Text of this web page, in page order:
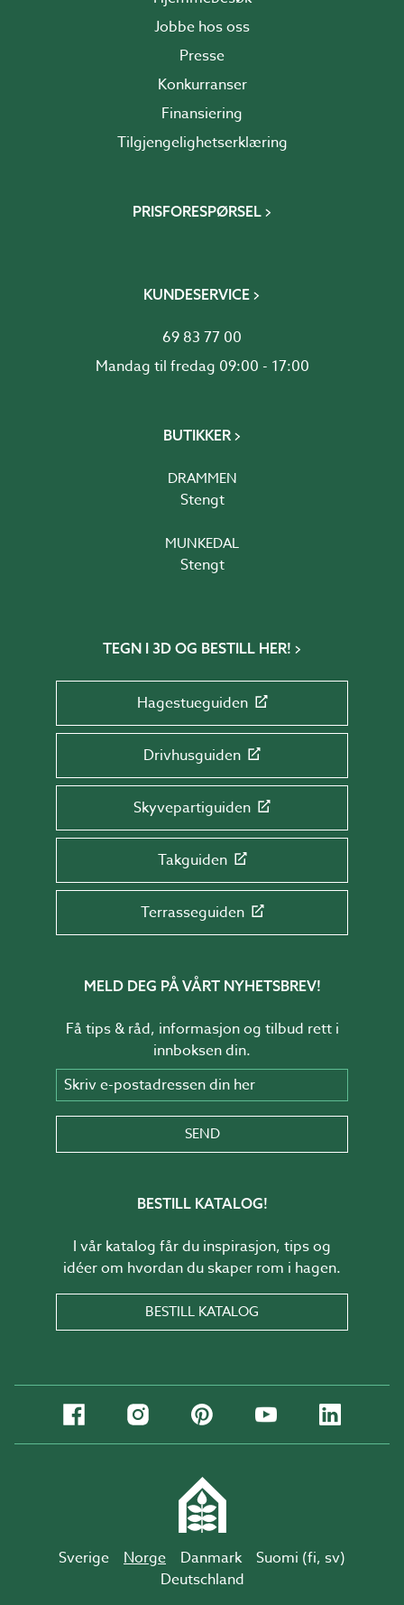
Jobbe hos oss
Presse
Konkurranser
Finansiering
Tilgjengelighetserklæring
PRISFORESPØRSEL
KUNDESERVICE
69 83 77 00
Mandag til fredag 09:00 - 17:00
BUTIKKER
DRAMMEN
Stengt
MUNKEDAL
Stengt
TEGN I 3D OG BESTILL HER!
Hagestueguiden
Drivhusguiden
Skyvepartiguiden
Takguiden
Terrasseguiden
MELD DEG PÅ VÅRT NYHETSBREV!
Få tips & råd, informasjon og tilbud rett i
innboksen din.
Skriv e-postadressen din her
SEND
BESTILL KATALOG!
I vår katalog får du inspirasjon, tips og
idéer om hvordan du skaper rom i hagen.
BESTILL KATALOG
Sverige Norge Danmark Suomi (fi, sv)
Deutschland